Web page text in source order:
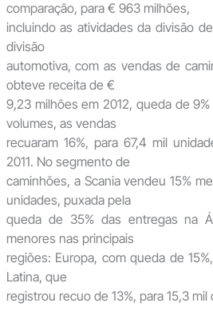
comparação, para € 963 milhões,
incluindo as atividades da divisão
divisão
automotiva, com as vendas de
obteve receita de €
9,23 milhões em 2012, queda de
volumes, as vendas
recuaram 16%, para 67,4 mil
2011. No segmento de
caminhões, a Scania vendeu 15%
unidades, puxada pela
queda de 35% das entregas na
menores nas principais
regiões: Europa, com queda de
Latina, que
registrou recuo de 13%, para 15,3 mil